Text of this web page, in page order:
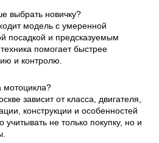
выбрать новичку?
модель с умеренной
посадкой и предсказуемым
помогает быстрее
и контролю.
мотоцикла?
зависит от класса, двигателя,
конструкции и особенностей
не только покупку, но и